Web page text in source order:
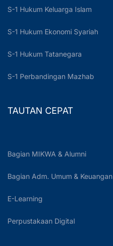
S-1 Hukum Keluarga Islam
S-1 Hukum Ekonomi Syariah
S-1 Hukum Tatanegara
S-1 Perbandingan Mazhab
TAUTAN CEPAT
Bagian MIKWA & Alumni
Bagian Adm. Umum & Keuangan
E-Learning
Perpustakaan Digital